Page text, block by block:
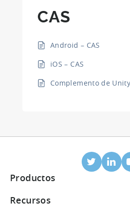
CAS
Android – CAS
iOS – CAS
Complemento de Unity
Productos
Atribución móvil
Recursos